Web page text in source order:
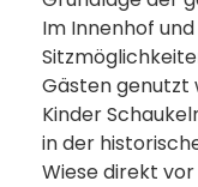
Im Innenhof
Gästen genutzt
Kinder
in der
Wiese direkt